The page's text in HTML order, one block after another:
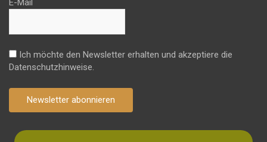
E-Mail
Ich möchte den Newsletter erhalten und akzeptiere die
Datenschutzhinweise.
Newsletter abonnieren